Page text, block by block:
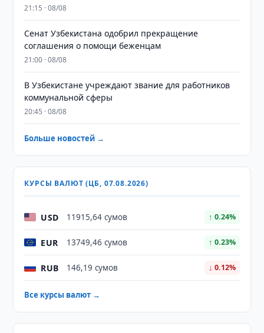
21:15 · 08/08
Сенат Узбекистана одобрил прекращение
соглашения о помощи беженцам
21:00 · 08/08
В Узбекистане учреждают звание для работников
коммунальной сферы
20:45 · 08/08
Больше новостей →
КУРСЫ ВАЛЮТ (ЦБ, 07.08.2026)
USD 11915,64 сумов ↑ 0.24%
EUR 13749,46 сумов ↑ 0.23%
RUB 146,19 сумов ↓ 0.12%
Все курсы валют →